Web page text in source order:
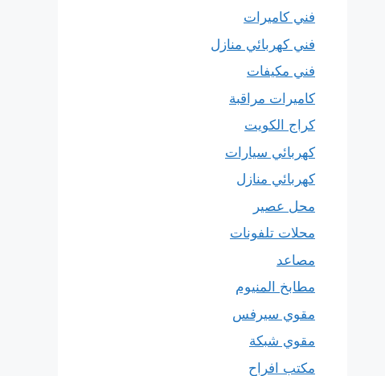
فني كاميرات
فني كهربائي منازل
فني مكيفات
كاميرات مراقبة
كراج الكويت
كهربائي سيارات
كهربائي منازل
محل عصير
محلات تلفونات
مصاعد
مطابخ المنيوم
مقوي سيرفس
مقوي شبكة
مكتب افراح